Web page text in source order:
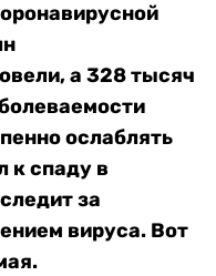
а 328 тысяч
ослаблять
к спаду в
за
вируса. Вот